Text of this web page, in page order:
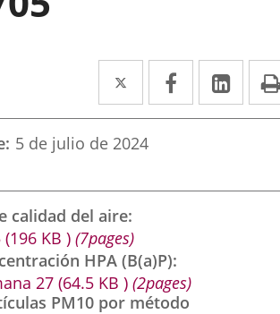
Twitter
Enlace
a
una
externa.
Facebook
Enlace
a
externa.
a
5 de julio de 2024
calidad del aire
(196 KB ) (7pages)
HPA (B(a)P)
27 (64.5 KB ) (2pages)
PM10 por método